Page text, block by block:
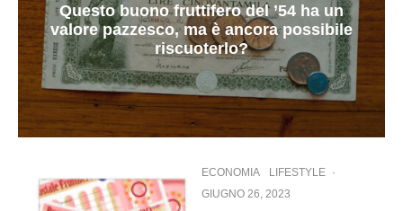
Questo buono fruttifero del ’54 ha un
valore pazzesco, ma è ancora possibile
riscuoterlo?
ECONOMIA LIFESTYLE ·
GIUGNO 26, 2023